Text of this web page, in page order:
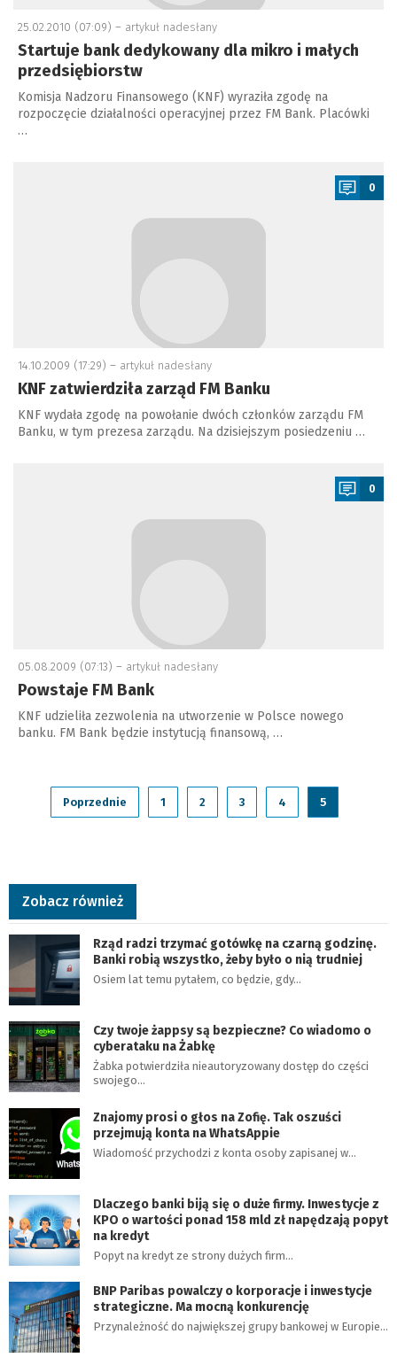
25.02.2010 (07:09) – artykuł nadesłany
Startuje bank dedykowany dla mikro i małych
przedsiębiorstw
Komisja Nadzoru Finansowego (KNF) wyraziła zgodę na
rozpoczęcie działalności operacyjnej przez FM Bank. Placówki
…
0
14.10.2009 (17:29) – artykuł nadesłany
KNF zatwierdziła zarząd FM Banku
KNF wydała zgodę na powołanie dwóch członków zarządu FM
Banku, w tym prezesa zarządu. Na dzisiejszym posiedzeniu …
0
05.08.2009 (07:13) – artykuł nadesłany
Powstaje FM Bank
KNF udzieliła zezwolenia na utworzenie w Polsce nowego
banku. FM Bank będzie instytucją finansową, …
Poprzednie 1 2 3 4 5
Zobacz również
Rząd radzi trzymać gotówkę na czarną godzinę.
Banki robią wszystko, żeby było o nią trudniej
Osiem lat temu pytałem, co będzie, gdy…
Czy twoje żappsy są bezpieczne? Co wiadomo o
cyberataku na Żabkę
Żabka potwierdziła nieautoryzowany dostęp do części
swojego…
Znajomy prosi o głos na Zofię. Tak oszuści
przejmują konta na WhatsAppie
Wiadomość przychodzi z konta osoby zapisanej w…
Dlaczego banki biją się o duże firmy. Inwestycje z
KPO o wartości ponad 158 mld zł napędzają popyt
na kredyt
Popyt na kredyt ze strony dużych firm…
BNP Paribas powalczy o korporacje i inwestycje
strategiczne. Ma mocną konkurencję
Przynależność do największej grupy bankowej w Europie…